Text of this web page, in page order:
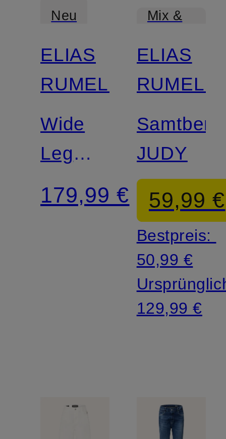
Neu
ELIAS
RUMELIS
Wide
Leg
Jeans
KANA
179,99 €
Mix &
ELIAS
RUMELIS
JUDY
59,99 €
Bestpreis:
50,99 €
129,99 €